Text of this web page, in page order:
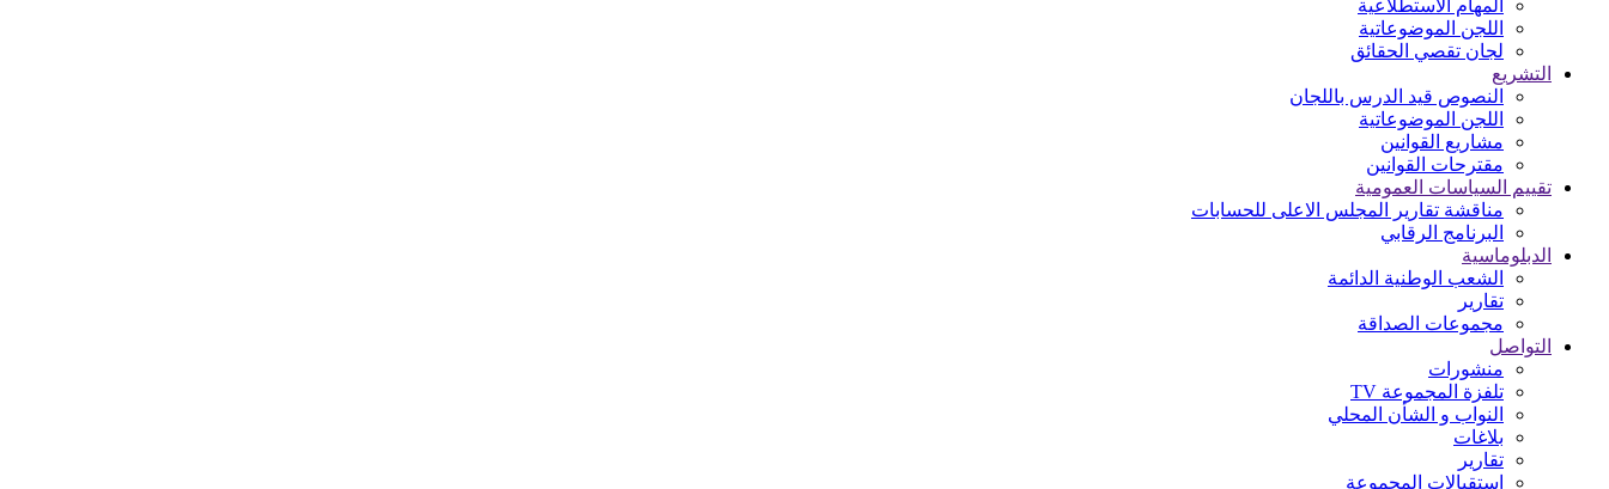
المهام الاستطلاعية
اللجن الموضوعاتية
لجان تقصي الحقائق
التشريع
النصوص قيد الدرس باللجان
اللجن الموضوعاتية
مشاريع القوانين
مقترحات القوانين
تقييم السياسات العمومية
مناقشة تقارير المجلس الاعلى للحسابات
البرنامج الرقابي
الدبلوماسية
الشعب الوطنية الدائمة
تقارير
مجموعات الصداقة
التواصل
منشورات
تلفزة المجموعة TV
النواب و الشأن المحلي
بلاغات
تقارير
استقبالات المجموعة